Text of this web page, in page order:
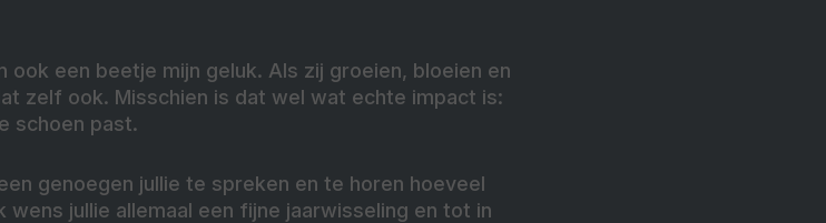
ook een beetje mijn geluk. Als zij groeien, bloeien en
zelf ook. Misschien is dat wel wat echte impact is:
schoen past.
genoegen jullie te spreken en te horen hoeveel
wens jullie allemaal een fijne jaarwisseling en tot in